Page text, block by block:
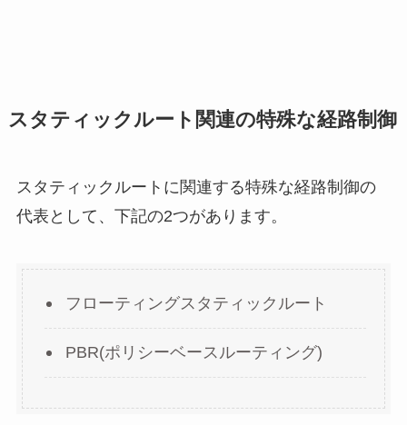
スタティックルート関連の特殊な経路制御
スタティックルートに関連する特殊な経路制御の
代表として、下記の2つがあります。
フローティングスタティックルート
PBR(ポリシーベースルーティング)